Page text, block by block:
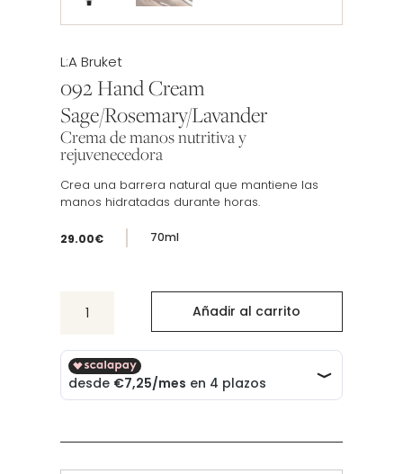
L:A Bruket
092 Hand Cream
Sage/Rosemary/Lavander
Crema de manos nutritiva y
rejuvenecedora
Crea una barrera natural que mantiene las
manos hidratadas durante horas.
29.00€ 70ml
Hand
Sage/Rosemary/Lavander
cantidad
Añadir al carrito